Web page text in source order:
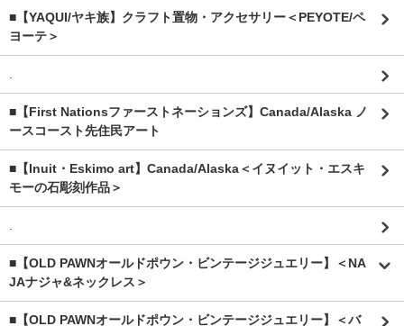
■【YAQUI/ヤキ族】クラフト置物・アクセサリー＜PEYOTE/ペ
ヨーテ＞
.
■【First Nationsファーストネーションズ】Canada/Alaska ノ
ースコースト先住民アート
■【Inuit・Eskimo art】Canada/Alaska＜イヌイット・エスキ
モーの石彫刻作品＞
.
■【OLD PAWNオールドポウン・ビンテージジュエリー】＜NA
JAナジャ&ネックレス＞
■【OLD PAWNオールドポウン・ビンテージジュエリー】＜バ